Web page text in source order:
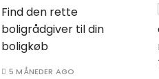
Find den rette
boligrådgiver til din
boligkøb
5 MÅNEDER AGO